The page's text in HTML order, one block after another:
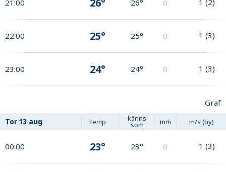
21:00 26° 0
22:00 25° 25° 0 1 (3)
23:00 24° 24° 0 1 (3)
Graf
Tor 13 aug temp känns
som mm m/s (by)
00:00 23° 23° 0 1 (3)